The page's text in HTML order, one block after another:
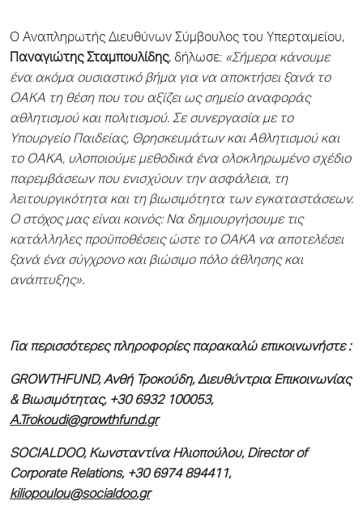
Ο Αναπληρωτής Διευθύνων Σύμβουλος του Υπερταμείου,
Παναγιώτης Σταμπουλίδης, δήλωσε: «Σήμερα κάνουμε
ένα ακόμα ουσιαστικό βήμα για να αποκτήσει ξανά το
ΟΑΚΑ τη θέση που του αξίζει ως σημείο αναφοράς
αθλητισμού και πολιτισμού. Σε συνεργασία με το
Υπουργείο Παιδείας, Θρησκευμάτων και Αθλητισμού και
το ΟΑΚΑ, υλοποιούμε μεθοδικά ένα ολοκληρωμένο σχέδιο
παρεμβάσεων που ενισχύουν την ασφάλεια, τη
λειτουργικότητα και τη βιωσιμότητα των εγκαταστάσεων.
Ο στόχος μας είναι κοινός: Να δημιουργήσουμε τις
κατάλληλες προϋποθέσεις ώστε το ΟΑΚΑ να αποτελέσει
ξανά ένα σύγχρονο και βιώσιμο πόλο άθλησης και
ανάπτυξης».
Για περισσότερες πληροφορίες παρακαλώ επικοινωνήστε :
GROWTHFUND, Ανθή Τροκούδη, Διευθύντρια Επικοινωνίας
& Βιωσιμότητας, +30 6932 100053,
ATrokoudi@growthfund.gr
SOCIALDOO, Κωνσταντίνα Ηλιοπούλου, Director of
Corporate Relations, +30 6974 894411,
kiliopoulou@socialdoo.gr